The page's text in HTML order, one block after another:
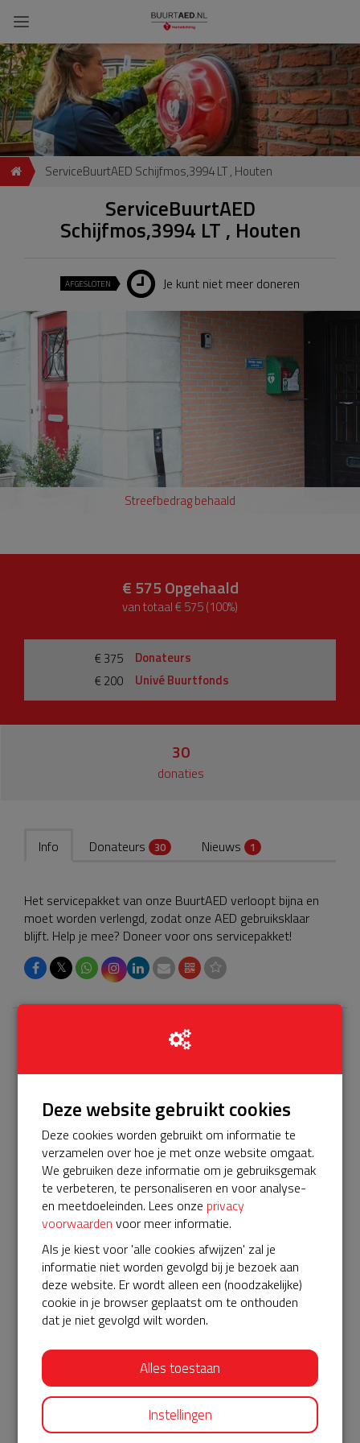
ServiceBuurtAED Schijfmos,3994 LT , Houten
ServiceBuurtAED
Schijfmos,3994 LT , Houten
AFGESLOTEN Je kunt niet meer doneren
Streefbedrag behaald
€ 575Opgehaald
van totaal € 575 (100%)
€ 375
Donateurs
€ 200
Univé Buurtfonds
30
donaties
Info Donateurs 30 Nieuws 1
Het servicepakket van onze BuurtAED verloopt bijna en
moet worden verlengd, zodat onze AED gebruiksklaar
blijft. Help je mee? Doneer voor ons servicepakket!
𝕏
Laatste donaties
Bekijk alle
€ 10
Anoniem
19-08-2023 | 16:34
€ 5
Anoniem
19-08-2023 | 16:22
Belangrijk!
€ 5
19-08-2023 | 16:19
€ 10
Anoniem
Deze website gebruikt cookies
Deze cookies worden gebruikt om informatie te
verzamelen over hoe je met onze website omgaat.
We gebruiken deze informatie om je gebruiksgemak
te verbeteren, te personaliseren en voor analyse-
en meetdoeleinden. Lees onze privacy
voorwaarden voor meer informatie.
Als je kiest voor 'alle cookies afwijzen' zal je
informatie niet worden gevolgd bij je bezoek aan
deze website. Er wordt alleen een (noodzakelijke)
cookie in je browser geplaatst om te onthouden
dat je niet gevolgd wilt worden.
Alles toestaan
Instellingen